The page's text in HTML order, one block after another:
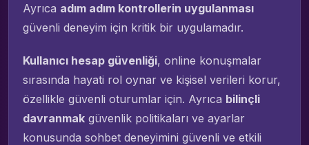
Ayrıca adım adım kontrollerin uygulanması
güvenli deneyim için kritik bir uygulamadır.
Kullanıcı hesap güvenliği, online konuşmalar
sırasında hayati rol oynar ve kişisel verileri korur,
özellikle güvenli oturumlar için. Ayrıca bilinçli
davranmak güvenlik politikaları ve ayarlar
konusunda sohbet deneyimini güvenli ve etkili